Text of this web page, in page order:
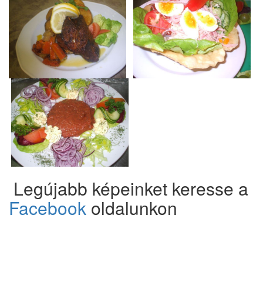
Legújabb képeinket keresse a
Facebook oldalunkon